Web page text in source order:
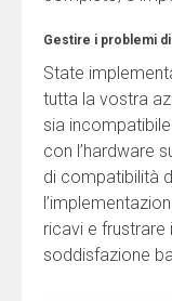
Gestire i problemi
State
tutta la vostra
sia
con l’hardware
di compatibilità
ricavi e frustrare
soddisfazione